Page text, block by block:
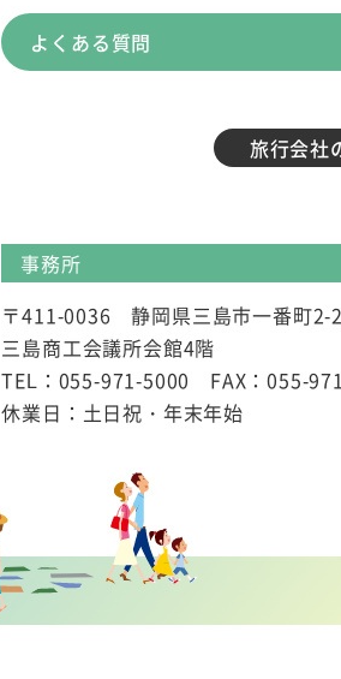
よくある質問
旅行会社
事務所
〒411-0036 静岡県三島市一番町2-
三島商工会議所会館4階
TEL：055-971-5000 FAX：055-
休業日：土日祝・年末年始